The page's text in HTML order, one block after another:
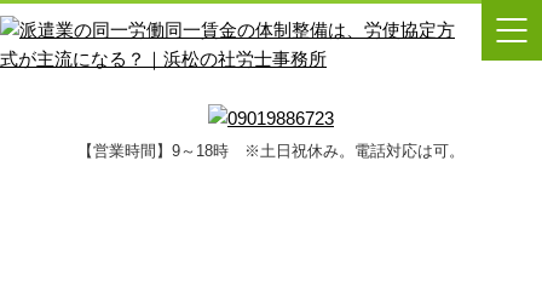
【営業時間】9～18時 ※土日祝休み。電話対応は可。